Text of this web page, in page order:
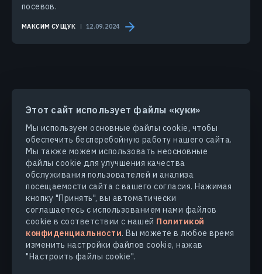
Этот сайт использует файлы «куки»
Мы используем основные файлы cookie, чтобы
обеспечить бесперебойную работу нашего сайта.
Мы также можем использовать неосновные
файлы cookie для улучшения качества
обслуживания пользователей и анализа
посещаемости сайта с вашего согласия. Нажимая
кнопку "Принять", вы автоматически
соглашаетесь с использованием нами файлов
cookie в соответствии с нашей Политикой
конфиденциальности. Вы можете в любое время
изменить настройки файлов cookie, нажав
"Настроить файлы cookie".
посевов.
МАКСИМ СУЩУК 12.09.2024
ПРОДУКТЫ И РЕШЕНИЯ
ОТРАСЛИ
КОМПАНИЯ
УЗНАТЬ БОЛЬШЕ
© 2026 EOS Data Analytics,Inc.